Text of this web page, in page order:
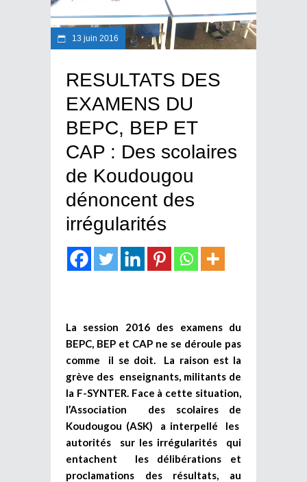
13 juin 2016
RESULTATS DES
EXAMENS DU
BEPC, BEP ET
CAP : Des scolaires
de Koudougou
dénoncent des
irrégularités
La session 2016 des examens du
BEPC, BEP et CAP ne se déroule pas
comme il se doit. La raison est la
grève des enseignants, militants de
la F-SYNTER. Face à cette situation,
l’Association des scolaires de
Koudougou (ASK) a interpellé les
autorités sur les irrégularités qui
entachent les délibérations et
proclamations des résultats, au